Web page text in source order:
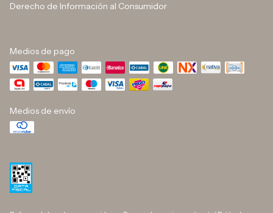
Derecho de Información al Consumidor
Medios de pago
Medios de envío